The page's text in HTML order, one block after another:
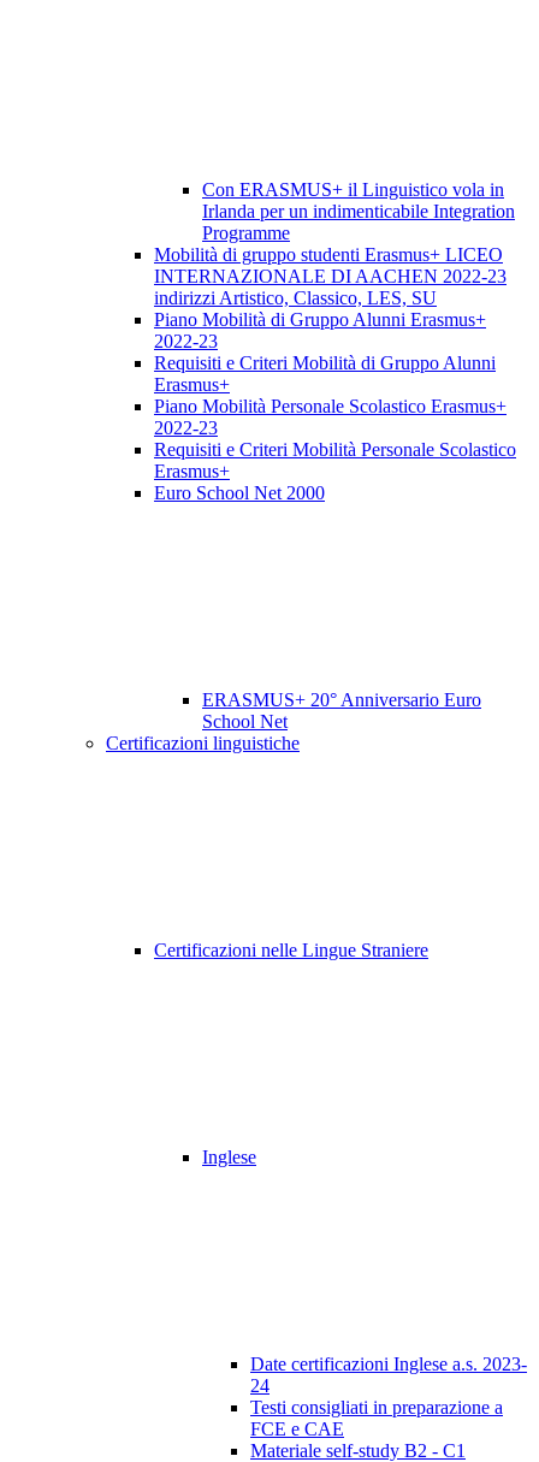
Con ERASMUS+ il Linguistico vola in
Irlanda per un indimenticabile Integration
Programme
Mobilità di gruppo studenti Erasmus+ LICEO
INTERNAZIONALE DI AACHEN 2022-23
indirizzi Artistico, Classico, LES, SU
Piano Mobilità di Gruppo Alunni Erasmus+
2022-23
Requisiti e Criteri Mobilità di Gruppo Alunni
Erasmus+
Piano Mobilità Personale Scolastico Erasmus+
2022-23
Requisiti e Criteri Mobilità Personale Scolastico
Erasmus+
Euro School Net 2000
ERASMUS+ 20° Anniversario Euro
School Net
Certificazioni linguistiche
Certificazioni nelle Lingue Straniere
Inglese
Date certificazioni Inglese a.s. 2023-
24
Testi consigliati in preparazione a
FCE e CAE
Materiale self-study B2 - C1